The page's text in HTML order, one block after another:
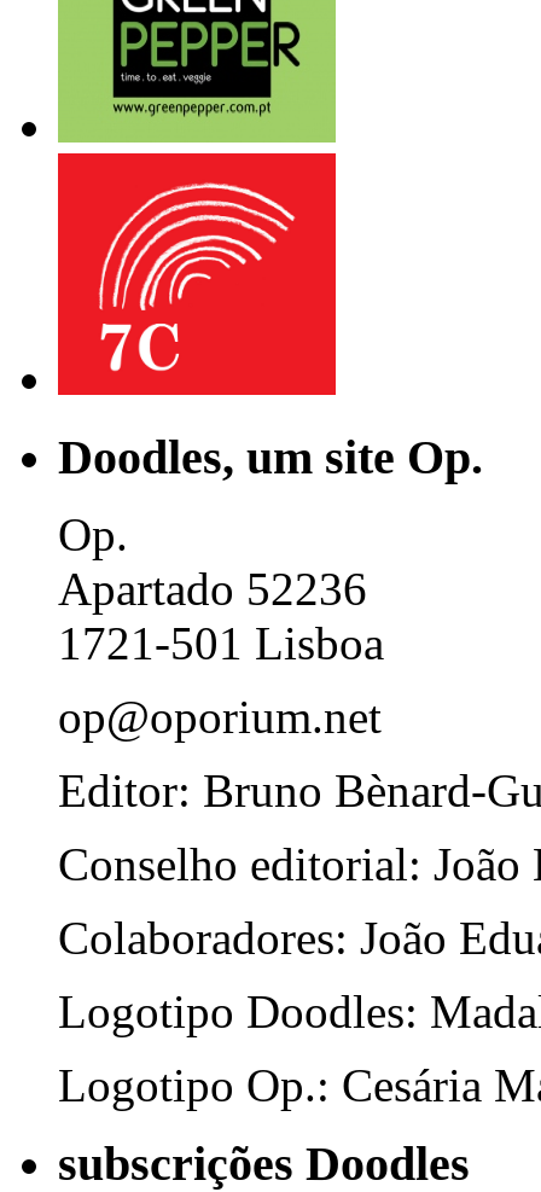
Doodles, um site Op.
Op.
Apartado 52236
1721-501 Lisboa
op@oporium.net
Editor: Bruno Bènard-
Conselho editorial: João
Colaboradores: João
Logotipo Doodles:
Logotipo Op.: Cesária
subscrições Doodles